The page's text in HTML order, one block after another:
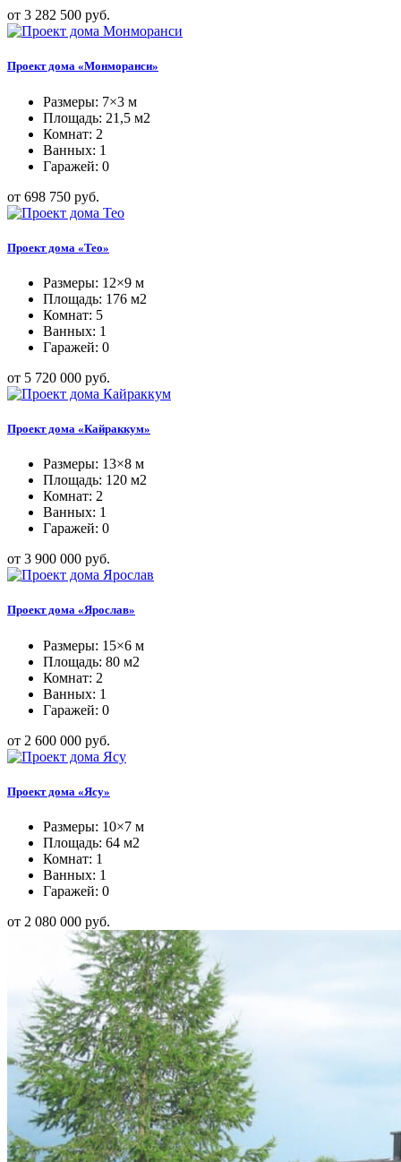
от 3 282 500 руб.
Проект дома «Монморанси»
Размеры: 7×3 м
Площадь: 21,5 м2
Комнат: 2
Ванных: 1
Гаражей: 0
от 698 750 руб.
Проект дома «Тео»
Размеры: 12×9 м
Площадь: 176 м2
Комнат: 5
Ванных: 1
Гаражей: 0
от 5 720 000 руб.
Проект дома «Кайраккум»
Размеры: 13×8 м
Площадь: 120 м2
Комнат: 2
Ванных: 1
Гаражей: 0
от 3 900 000 руб.
Проект дома «Ярослав»
Размеры: 15×6 м
Площадь: 80 м2
Комнат: 2
Ванных: 1
Гаражей: 0
от 2 600 000 руб.
Проект дома «Ясу»
Размеры: 10×7 м
Площадь: 64 м2
Комнат: 1
Ванных: 1
Гаражей: 0
от 2 080 000 руб.